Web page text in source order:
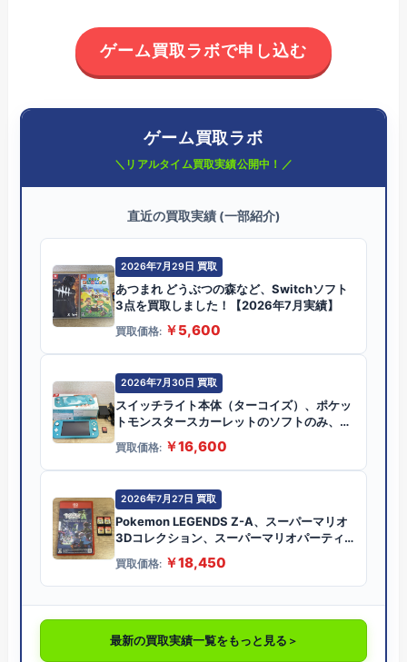
ゲーム買取ラボで申し込む
ゲーム買取ラボ
＼リアルタイム買取実績公開中！／
直近の買取実績 (一部紹介)
2026年7月29日 買取
あつまれ どうぶつの森など、Switchソフト
3点を買取しました！【2026年7月実績】
買取価格: ￥5,600
2026年7月30日 買取
スイッチライト本体（ターコイズ）、ポケッ
トモンスタースカーレットのソフトのみ、合
買取価格: ￥16,600
2026年7月27日 買取
Pokemon LEGENDS Z-A、スーパーマリオ
3Dコレクション、スーパーマリオパーティ
た！【2026年7月実績】
買取価格: ￥18,450
最新の買取実績一覧をもっと見る ＞